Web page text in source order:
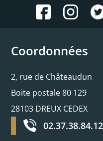
Coordonnées
2, rue de Châteaudun
Boite postale 80 129
28103 DREUX CEDEX
02.37.38.84.12